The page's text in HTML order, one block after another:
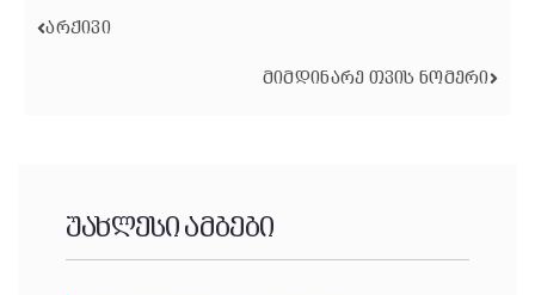
ᲐᲠᲥᲘᲕᲘ
ᲛᲘᲛᲓᲘᲜᲐᲠᲔ ᲗᲕᲘᲡ ᲜᲝᲛᲔᲠᲘ
უახლესი ამბები